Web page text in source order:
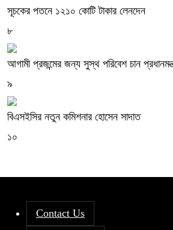
সূচকের পতনে ১২১০ কোটি টাকার লেনদেন
৮
আগামী প্রজন্মের জন্য সুস্থ পরিবেশ চান
৯
বিএসইসির নতুন কমিশনার হোসেন সাদাত
১০
Contact Us